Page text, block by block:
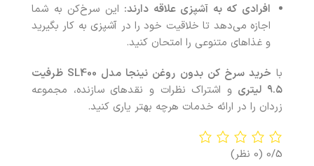
افرادی که به آشپزی علاقه دارند: این سرخ‌کن به شما
اجازه می‌دهد تا خلاقیت خود را در آشپزی به کار بگیرید
و غذاهای متنوعی را امتحان کنید.
با خرید سرخ کن بدون روغن نینجا مدل
ظرفیت
۹.۵ لیتری
و اشتراک نظرات و نقدهای سازنده، مجموعه
زردان را در ارائه خدمات هرچه بهتر یاری کنید.
0/5 (0 نظر)